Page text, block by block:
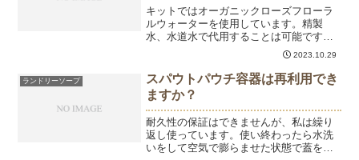
キットではオーガニックローズフローラ
ルウォーターを使用しています。精製
水、水道水で代用することは可能です。
精油を加える場合は、1滴～3滴を目安に
入れてください。精油を加えると、化粧
水に濁りがでることがあります。
2023.10.29
ランドリーソープ
スパウトパウチ容器は再利用でき
ますか？
耐久性の保証はできませんが、私は繰り
返し使っています。使い終わったら水洗
いをして空気で膨らませた状態で蓋を開